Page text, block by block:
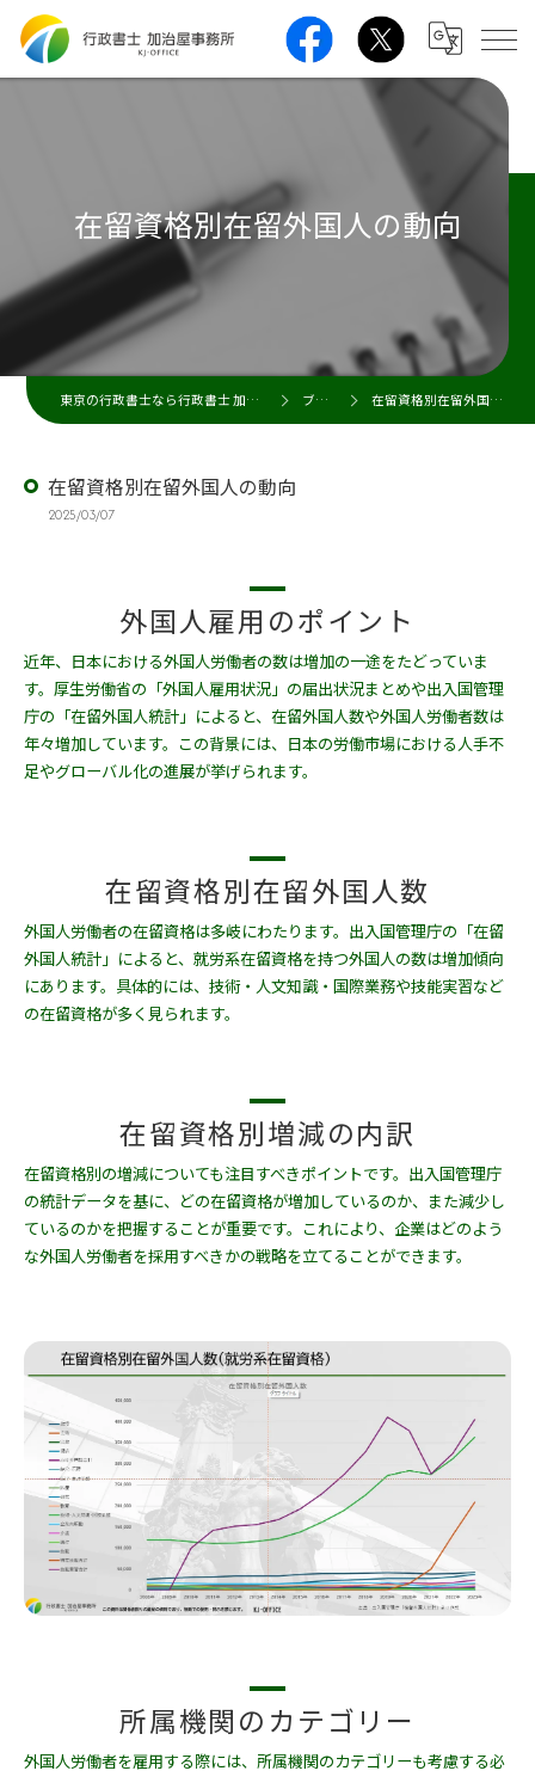
在留資格別在留外国人の動向
東京の行政書士なら行政書士 加治屋事務所 ブログ 在留資格別在留外国人の動向
在留資格別在留外国人の動向
2025/03/07
外国人雇用のポイント
近年、日本における外国人労働者の数は増加の一途をたどっていま
す。厚生労働省の「外国人雇用状況」の届出状況まとめや出入国管理
庁の「在留外国人統計」によると、在留外国人数や外国人労働者数は
年々増加しています。この背景には、日本の労働市場における人手不
足やグローバル化の進展が挙げられます。
在留資格別在留外国人数
外国人労働者の在留資格は多岐にわたります。出入国管理庁の「在留
外国人統計」によると、就労系在留資格を持つ外国人の数は増加傾向
にあります。具体的には、技術・人文知識・国際業務や技能実習など
の在留資格が多く見られます。
在留資格別増減の内訳
在留資格別の増減についても注目すべきポイントです。出入国管理庁
の統計データを基に、どの在留資格が増加しているのか、また減少し
ているのかを把握することが重要です。これにより、企業はどのよう
な外国人労働者を採用すべきかの戦略を立てることができます。
所属機関のカテゴリー
外国人労働者を雇用する際には、所属機関のカテゴリーも考慮する必